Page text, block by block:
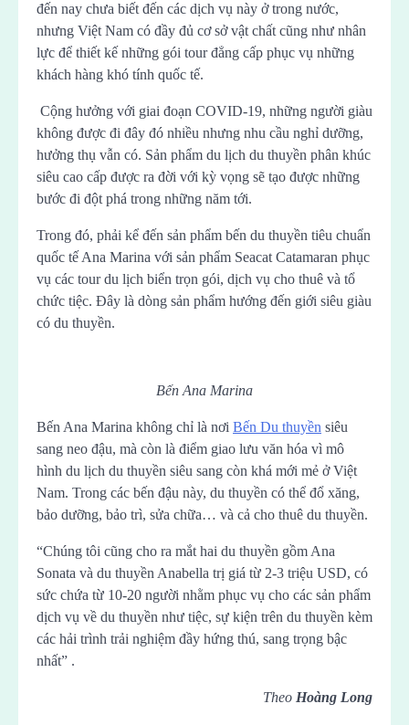
đến nay chưa biết đến các dịch vụ này ở trong nước,
nhưng Việt Nam có đầy đủ cơ sở vật chất cũng như nhân
lực để thiết kế những gói tour đẳng cấp phục vụ những
khách hàng khó tính quốc tế.
Cộng hưởng với giai đoạn COVID-19, những người giàu
không được đi đây đó nhiều nhưng nhu cầu nghỉ dưỡng,
hưởng thụ vẫn có. Sản phẩm du lịch du thuyền phân khúc
siêu cao cấp được ra đời với kỳ vọng sẽ tạo được những
bước đi đột phá trong những năm tới.
Trong đó, phải kể đến sản phẩm bến du thuyền tiêu chuẩn
quốc tế Ana Marina với sản phẩm Seacat Catamaran phục
vụ các tour du lịch biển trọn gói, dịch vụ cho thuê và tổ
chức tiệc. Đây là dòng sản phẩm hướng đến giới siêu giàu
có du thuyền.
Bến Ana Marina
Bến Ana Marina không chỉ là nơi Bến Du thuyền siêu
sang neo đậu, mà còn là điểm giao lưu văn hóa vì mô
hình du lịch du thuyền siêu sang còn khá mới mẻ ở Việt
Nam. Trong các bến đậu này, du thuyền có thể đổ xăng,
bảo dưỡng, bảo trì, sửa chữa… và cả cho thuê du thuyền.
“Chúng tôi cũng cho ra mắt hai du thuyền gồm Ana
Sonata và du thuyền Anabella trị giá từ 2-3 triệu USD, có
sức chứa từ 10-20 người nhằm phục vụ cho các sản phẩm
dịch vụ về du thuyền như tiệc, sự kiện trên du thuyền kèm
các hải trình trải nghiệm đầy hứng thú, sang trọng bậc
nhất” .
Theo Hoàng Long